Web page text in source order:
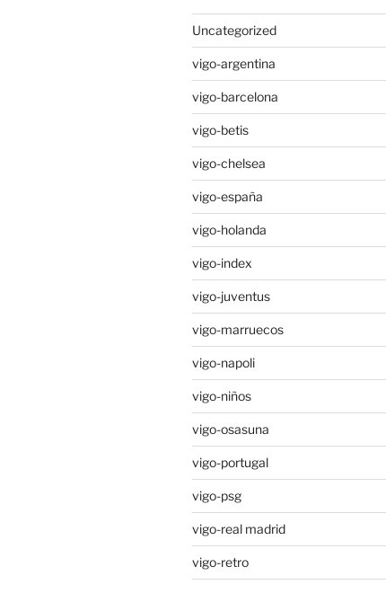
Uncategorized
vigo-argentina
vigo-barcelona
vigo-betis
vigo-chelsea
vigo-españa
vigo-holanda
vigo-index
vigo-juventus
vigo-marruecos
vigo-napoli
vigo-niños
vigo-osasuna
vigo-portugal
vigo-psg
vigo-real madrid
vigo-retro